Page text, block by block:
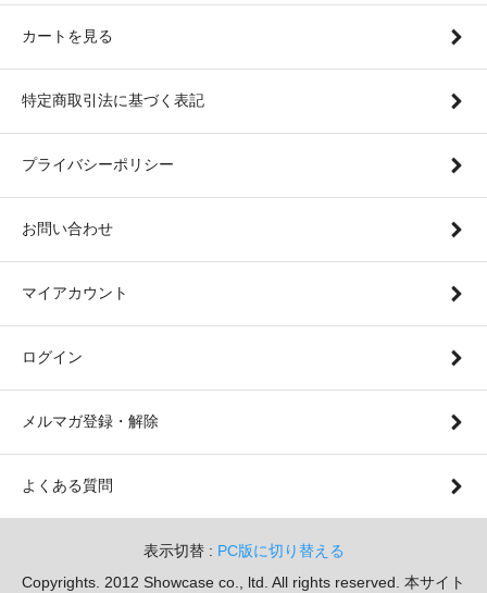
カートを見る
特定商取引法に基づく表記
プライバシーポリシー
お問い合わせ
マイアカウント
ログイン
メルマガ登録・解除
よくある質問
表示切替 : PC版に切り替える
Copyrights. 2012 Showcase co., ltd. All rights reserved. 本サイト